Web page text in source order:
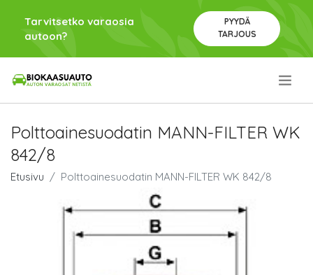
Tarvitsetko varaosia
autoon?
PYYDÄ
TARJOUS
Polttoainesuodatin MANN-FILTER WK
842/8
Etusivu Polttoainesuodatin MANN-FILTER WK 842/8